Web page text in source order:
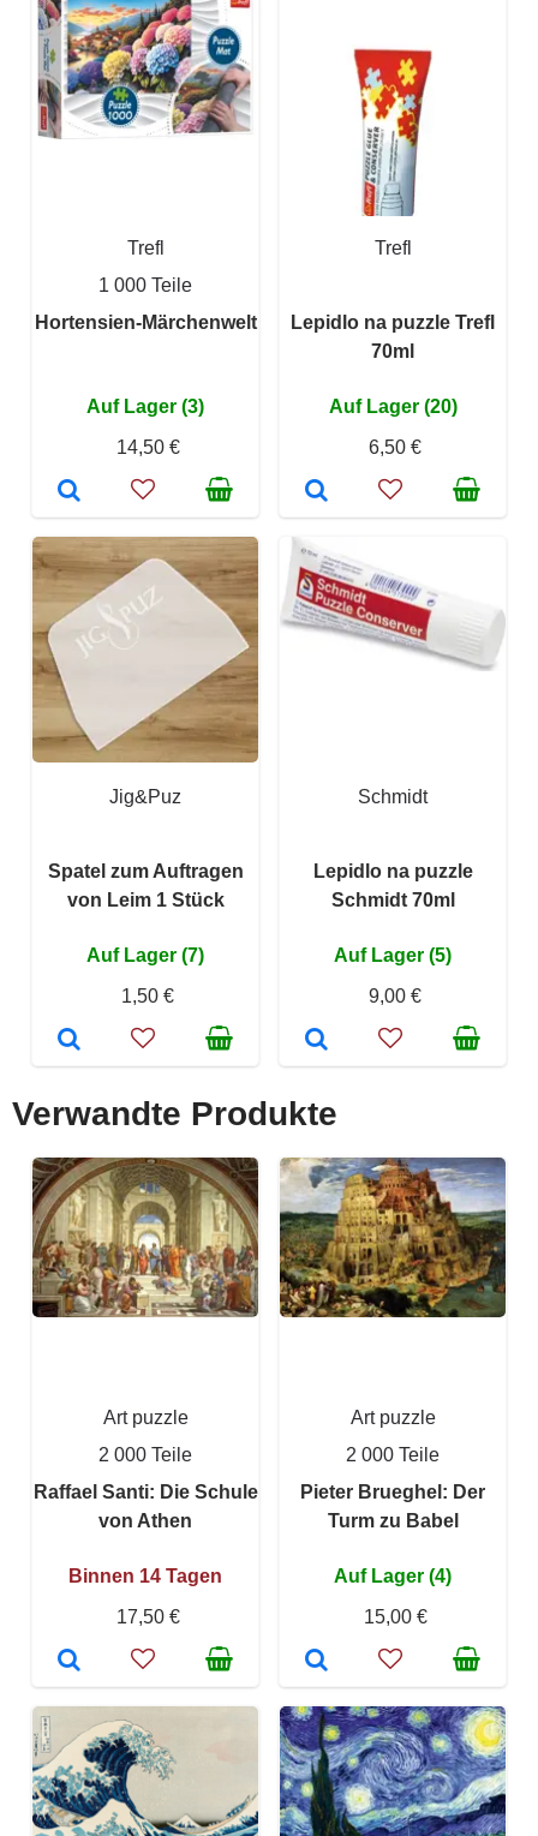
Trefl
1 000 Teile
Hortensien-Märchenwelt
Auf Lager (3)
14,50 €
Trefl
Lepidlo na puzzle Trefl
70ml
Auf Lager (20)
6,50 €
Jig&Puz
Spatel zum Auftragen
von Leim 1 Stück
Auf Lager (7)
1,50 €
Schmidt
Lepidlo na puzzle
Schmidt 70ml
Auf Lager (5)
9,00 €
Verwandte Produkte
Art puzzle
2 000 Teile
Raffael Santi: Die Schule
von Athen
Binnen 14 Tagen
17,50 €
Art puzzle
2 000 Teile
Pieter Brueghel: Der
Turm zu Babel
Auf Lager (4)
15,00 €